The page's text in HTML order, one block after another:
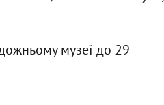
музеї до 29